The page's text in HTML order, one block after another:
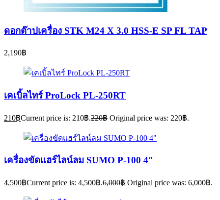
ดอกต๊าปเครื่อง STK M24 X 3.0 HSS-E SP FL TAP
2,190฿
เคเบิ้ลไทร์ ProLock PL-250RT
210฿Current price is: 210฿.220฿ Original price was: 220฿.
เครื่องขัดแฮร์ไลน์ลม SUMO P-100 4″
4,500฿Current price is: 4,500฿.6,000฿ Original price was: 6,000฿.